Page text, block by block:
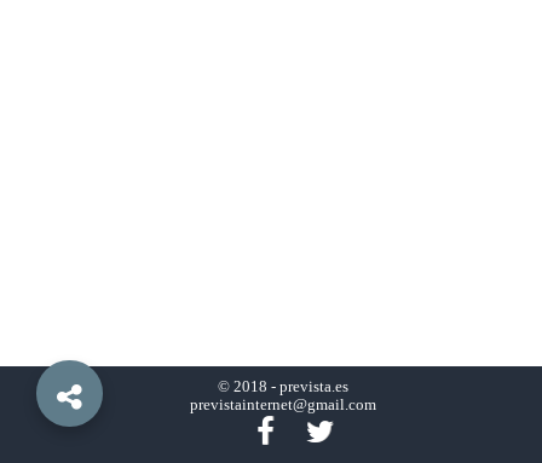
© 2018 - prevista.es
previstainternet@gmail.com